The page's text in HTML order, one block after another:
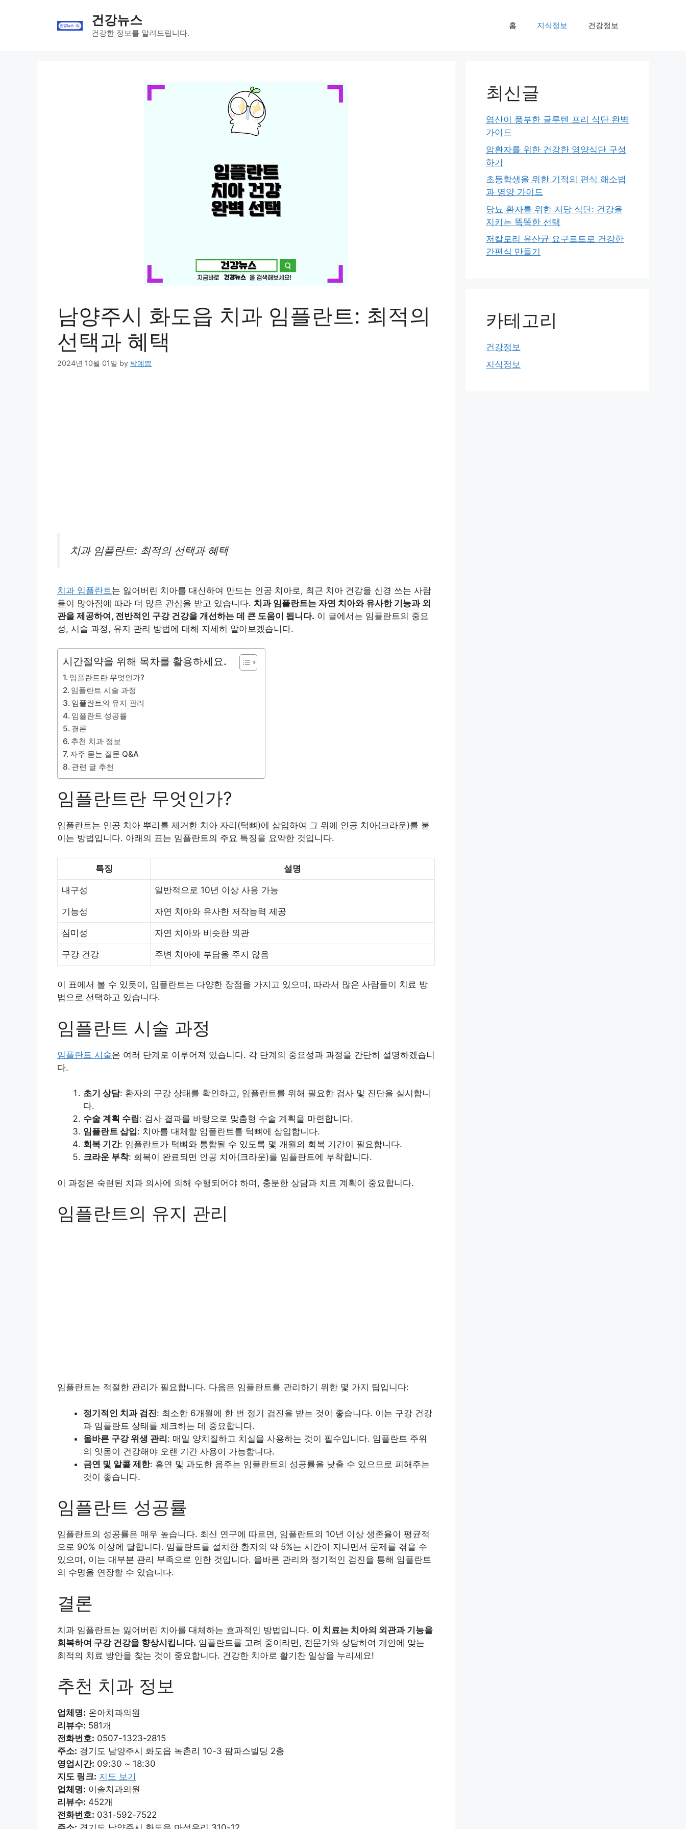
건강뉴스
건강한 정보를 알려드립니다.
홈 지식정보 건강정보
남양주시 화도읍 치과 임플란트: 최적의
선택과 혜택
2024년 10월 01일 by 박예쁨
치과 임플란트: 최적의 선택과 혜택
치과 임플란트 는 잃어버린 치아를 대신하여 만드는 인공 치아로, 최근 치아 건강을 신경 쓰는 사람
들이 많아짐에 따라 더 많은 관심을 받고 있습니다. 치과 임플란트는 자연 치아와 유사한 기능과 외
관을 제공하여, 전반적인 구강 건강을 개선하는 데 큰 도움이 됩니다. 이 글에서는 임플란트의 중요
성, 시술 과정, 유지 관리 방법에 대해 자세히 알아보겠습니다.
시간절약을 위해 목차를 활용하세요.
임플란트란 무엇인가?
임플란트 시술 과정
임플란트의 유지 관리
임플란트 성공률
결론
추천 치과 정보
자주 묻는 질문 Q&A
관련 글 추천
임플란트란 무엇인가?
임플란트는 인공 치아 뿌리를 제거한 치아 자리(턱뼈)에 삽입하여 그 위에 인공 치아(크라운)를 붙
이는 방법입니다. 아래의 표는 임플란트의 주요 특징을 요약한 것입니다.
특징 설명
내구성 일반적으로 10년 이상 사용 가능
기능성 자연 치아와 유사한 저작능력 제공
심미성 자연 치아와 비슷한 외관
구강 건강 주변 치아에 부담을 주지 않음
이 표에서 볼 수 있듯이, 임플란트는 다양한 장점을 가지고 있으며, 따라서 많은 사람들이 치료 방
법으로 선택하고 있습니다.
임플란트 시술 과정
임플란트 시술은 여러 단계로 이루어져 있습니다. 각 단계의 중요성과 과정을 간단히 설명하겠습니
다.
초기 상담: 환자의 구강 상태를 확인하고, 임플란트를 위해 필요한 검사 및 진단을 실시합니
다.
수술 계획 수립: 검사 결과를 바탕으로 맞춤형 수술 계획을 마련합니다.
임플란트 삽입: 치아를 대체할 임플란트를 턱뼈에 삽입합니다.
회복 기간: 임플란트가 턱뼈와 통합될 수 있도록 몇 개월의 회복 기간이 필요합니다.
크라운 부착: 회복이 완료되면 인공 치아(크라운)를 임플란트에 부착합니다.
이 과정은 숙련된 치과 의사에 의해 수행되어야 하며, 충분한 상담과 치료 계획이 중요합니다.
임플란트의 유지 관리
임플란트는 적절한 관리가 필요합니다. 다음은 임플란트를 관리하기 위한 몇 가지 팁입니다:
정기적인 치과 검진: 최소한 6개월에 한 번 정기 검진을 받는 것이 좋습니다. 이는 구강 건강
과 임플란트 상태를 체크하는 데 중요합니다.
올바른 구강 위생 관리: 매일 양치질하고 치실을 사용하는 것이 필수입니다. 임플란트 주위
의 잇몸이 건강해야 오랜 기간 사용이 가능합니다.
금연 및 알콜 제한: 흡연 및 과도한 음주는 임플란트의 성공률을 낮출 수 있으므로 피해주는
것이 좋습니다.
임플란트 성공률
임플란트의 성공률은 매우 높습니다. 최신 연구에 따르면, 임플란트의 10년 이상 생존율이 평균적
으로 90% 이상에 달합니다. 임플란트를 설치한 환자의 약 5%는 시간이 지나면서 문제를 겪을 수
있으며, 이는 대부분 관리 부족으로 인한 것입니다. 올바른 관리와 정기적인 검진을 통해 임플란트
의 수명을 연장할 수 있습니다.
결론
치과 임플란트는 잃어버린 치아를 대체하는 효과적인 방법입니다. 이 치료는 치아의 외관과 기능을
회복하여 구강 건강을 향상시킵니다. 임플란트를 고려 중이라면, 전문가와 상담하여 개인에 맞는
최적의 치료 방안을 찾는 것이 중요합니다. 건강한 치아로 활기찬 일상을 누리세요!
추천 치과 정보
업체명: 온아치과의원
리뷰수: 581개
전화번호: 0507-1323-2815
주소: 경기도 남양주시 화도읍 녹촌리 10-3 팜파스빌딩 2층
영업시간: 09:30 ~ 18:30
지도 링크: 지도 보기
업체명: 이솔치과의원
리뷰수: 452개
전화번호: 031-592-7522
최신글
엽산이 풍부한 글루텐 프리 식단 완벽
가이드
암환자를 위한 건강한 영양식단 구성
하기
초등학생을 위한 기적의 편식 해소법
과 영양 가이드
당뇨 환자를 위한 저당 식단: 건강을
지키는 똑똑한 선택
저칼로리 유산균 요구르트로 건강한
간편식 만들기
카테고리
건강정보
지식정보